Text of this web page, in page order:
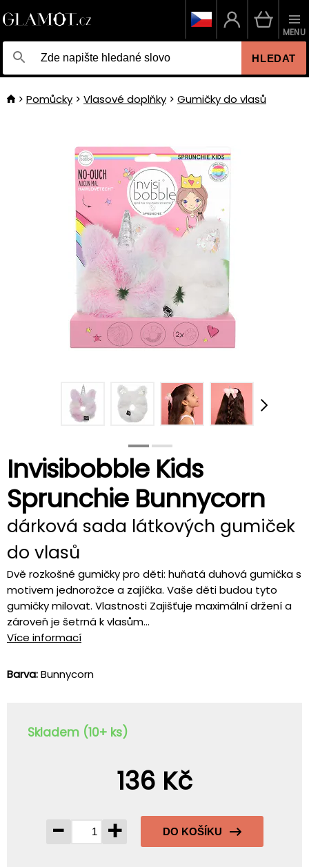
HLEDAT
MENU
Pomůcky Vlasové doplňky Gumičky do vlasů
Invisibobble Kids
Sprunchie Bunnycorn
dárková sada látkových gumiček
do vlasů
Dvě rozkošné gumičky pro děti: huňatá duhová gumička s
motivem jednorožce a zajíčka. Vaše děti budou tyto
gumičky milovat. Vlastnosti Zajišťuje maximální držení a
zároveň je šetrná k vlasům...
Více informací
Barva:Bunnycorn
Skladem (10+ ks)
136 Kč
-
+ DO KOŠÍKU